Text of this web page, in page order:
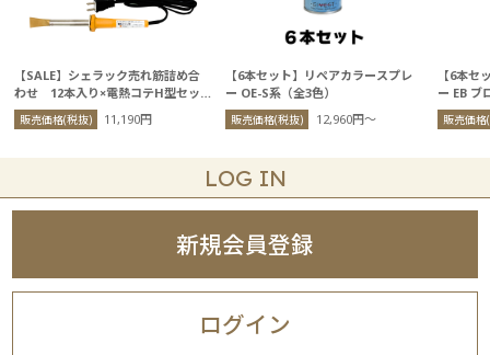
【SALE】シェラック売れ筋詰め合
わせ 12本入り×電熱コテH型セッ
ト
販売価格(税抜) 11,190円
【6本セット】リペアカラースプレ
ー OE-S系（全3色）
販売価格(税抜) 12,960円〜
【6本セ
ー EB ブ
販売価格
LOG IN
ログイン
新規会員登録